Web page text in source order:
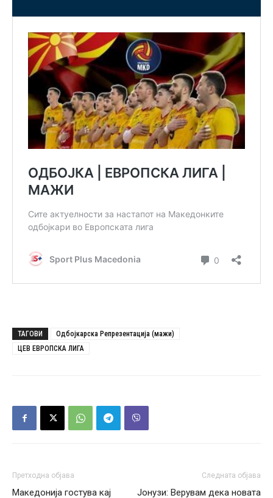
ТАГОВИ
Одбојкарска Репрезентација (мажи)
ЦЕВ ЕВРОПСКА ЛИГА
Претходна објава
Македонија гостува кај
Следната објава
Јонузи: Верувам дека новата